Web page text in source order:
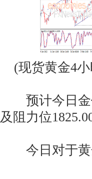
(现货黄金4小
预计今日金
及阻力位
今日对于黄